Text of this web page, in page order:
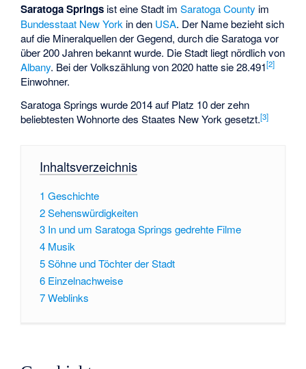
Saratoga Springs ist eine Stadt imSaratoga County im
Bundesstaat New York in den USA. Der Name bezieht sich
auf die Mineralquellen der Gegend, durch die Saratoga vor
über 200 Jahren bekannt wurde. Die Stadt liegt nördlich von
Albany. Bei der Volkszählung von 2020 hatte sie 28.491[2]
Einwohner.
Saratoga Springs wurde 2014 auf Platz 10 der zehn
beliebtesten Wohnorte des Staates New York gesetzt.[3]
Inhaltsverzeichnis
1 Geschichte
2Sehenswürdigkeiten
3 In und um Saratoga Springs gedrehte Filme
4 Musik
5Söhne und Töchter der Stadt
6 Einzelnachweise
7Weblinks